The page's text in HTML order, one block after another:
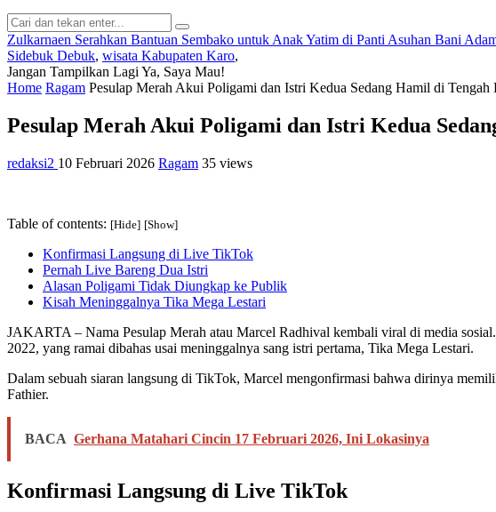
Zulkarnaen Serahkan Bantuan Sembako untuk Anak Yatim di Panti Asuhan Bani
Sidebuk Debuk, wisata Kabupaten Karo,
Jangan Tampilkan Lagi Ya, Saya Mau!
Home Ragam Pesulap Merah Akui Poligami dan Istri Kedua Sedang Hamil di Tengah
Pesulap Merah Akui Poligami dan Istri Kedua
redaksi2 10 Februari 2026 Ragam 35 views
Table of contents: [Hide] [Show]
Konfirmasi Langsung di Live TikTok
Pernah Live Bareng Dua Istri
Alasan Poligami Tidak Diungkap ke Publik
Kisah Meninggalnya Tika Mega Lestari
JAKARTA – Nama Pesulap Merah atau Marcel Radhival kembali viral di media
2022, yang ramai dibahas usai meninggalnya sang istri pertama, Tika Mega Lestari.
Dalam sebuah siaran langsung di TikTok, Marcel mengonfirmasi bahwa dirinya
Fathier.
BACA Gerhana Matahari Cincin 17 Februari 2026, Ini Lokasinya
Konfirmasi Langsung di Live TikTok